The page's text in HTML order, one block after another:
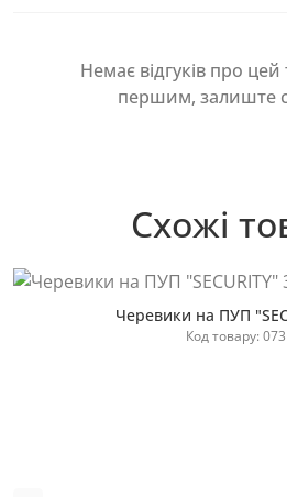
Немає відгуків про
першим, залиште
Схожі
Черевики на ПУП
Код товару: